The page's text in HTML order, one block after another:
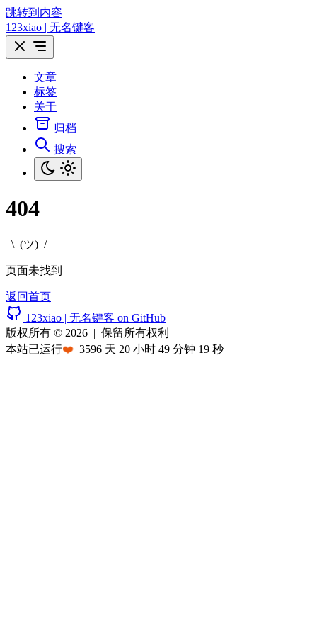
跳转到内容
123xiao | 无名键客
文章
标签
关于
归档
搜索
404
¯\_(ツ)_/¯
页面未找到
返回首页
123xiao | 无名键客 on GitHub
版权所有 © 2026 | 保留所有权利
本站已运行❤️ 3596 天 20 小时 49 分钟 19 秒